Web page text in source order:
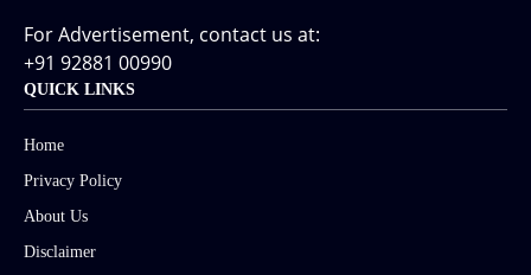
For Advertisement, contact us at:
+91 92881 00990
QUICK LINKS
Home
Privacy Policy
About Us
Disclaimer